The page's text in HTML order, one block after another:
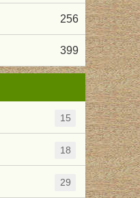
256
399
15
18
29